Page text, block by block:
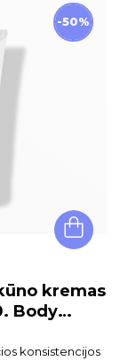
-50%
kremas
Body
konsistencijos